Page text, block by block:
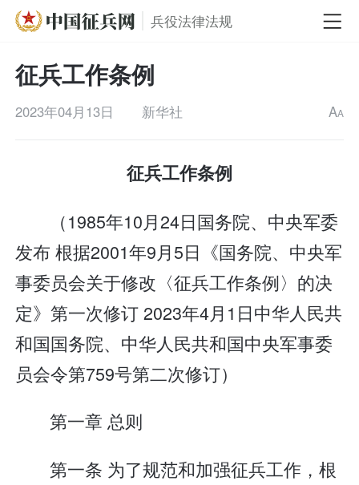
兵役法律法规
征兵工作条例
2023年04月13日 新华社 AA
征兵工作条例
（1985年10月24日国务院、中央军委
发布 根据2001年9月5日《国务院、中央军
事委员会关于修改〈征兵工作条例〉的决
定》第一次修订 2023年4月1日中华人民共
和国国务院、中华人民共和国中央军事委
员会令第759号第二次修订）
第一章 总则
第一条 为了规范和加强征兵工作，根